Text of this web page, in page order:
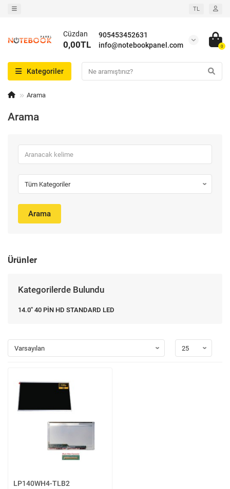
TL
905453452631
info@notebookpanel.com
Cüzdan
0,00TL 0
Kategoriler
Arama
Arama
Arama
Ürünler
Kategorilerde Bulundu
14.0'' 40 PİN HD STANDARD LED
LP140WH4-TLB2